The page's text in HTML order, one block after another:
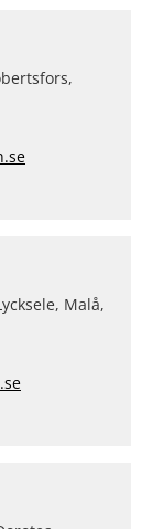
Malå,